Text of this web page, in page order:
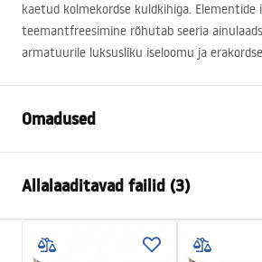
kaetud kolmekordse kuldkihiga. Elementide
teemantfreesimine rõhutab seeria
armatuurile luksusliku iseloomu ja
Omadused
Paigaldusviis
Värv
Kuld
Vooliku tüüp
Fikseeritud
Allalaaditavad failid (3)
Kokkupaneku juhised